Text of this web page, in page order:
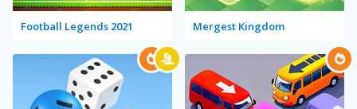
Football Legends 2021 Mergest Kingdom